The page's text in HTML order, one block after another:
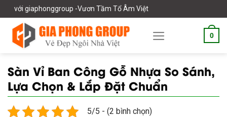
Skip
to
content
-Vươn Tầm Tổ Âm Việt
0
Sàn Vỉ Ban Công Gỗ Nhựa So Sánh,
Lựa Chọn & Lắp Đặt Chuẩn
5/5 - (2 bình chọn)